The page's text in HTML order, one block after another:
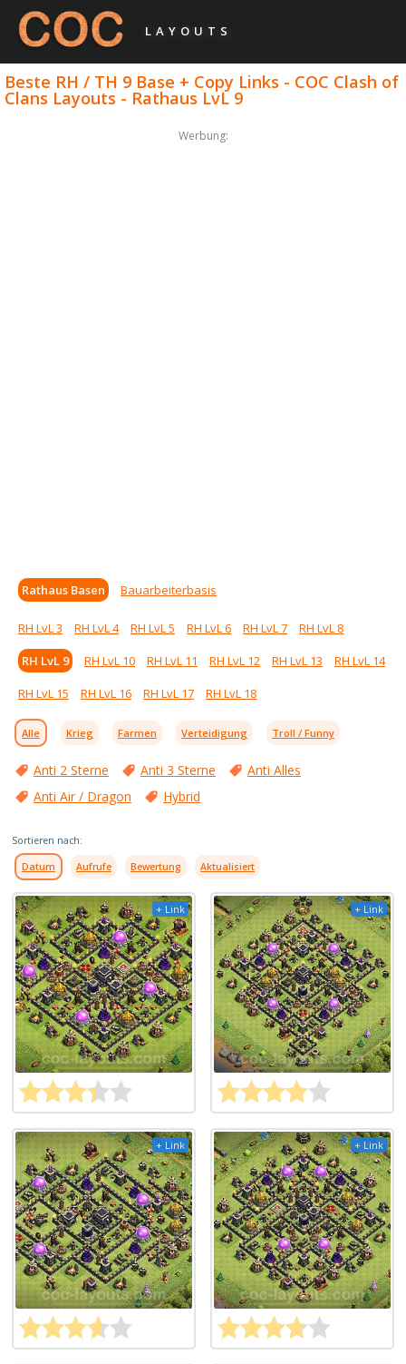
LAYOUTS
Beste RH / TH 9 Base + Copy Links - COC Clash of
Clans Layouts - Rathaus LvL 9
Werbung:
Rathaus Basen Bauarbeiterbasis
RH LvL 3 RH LvL 4 RH LvL 5 RH LvL 6 RH LvL 7
RH LvL 8
RH LvL 9
RH LvL 10 RH LvL 11 RH LvL 12 RH LvL 13
RH LvL 14
RH LvL 15
RH LvL 16 RH LvL 17 RH LvL 18
Alle Krieg Farmen Verteidigung Troll / Funny
Anti 2 Sterne Anti 3 Sterne
Anti Alles
Anti Air / Dragon
Hybrid
Sortieren nach:
Datum Aufrufe Bewertung Aktualisiert
+ Link + Link
+ Link + Link